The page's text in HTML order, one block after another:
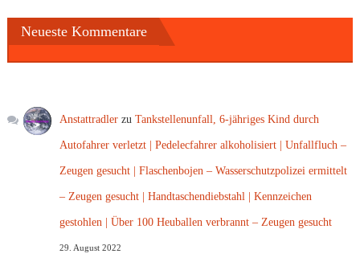
Neueste Kommentare
Anstattradler zuTankstellenunfall, 6-jähriges Kind durch
Autofahrer verletzt | Pedelecfahrer alkoholisiert | Unfallfluch –
Zeugen gesucht | Flaschenbojen – Wasserschutzpolizei ermittelt
– Zeugen gesucht | Handtaschendiebstahl | Kennzeichen
gestohlen | Über 100 Heuballen verbrannt – Zeugen gesucht
29. August 2022